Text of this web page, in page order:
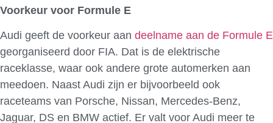
Voorkeur voor Formule E
Audi geeft de voorkeur aan deelname aan de Formule E
georganiseerd door FIA. Dat is de elektrische
raceklasse, waar ook andere grote automerken aan
meedoen. Naast Audi zijn er bijvoorbeeld ook
raceteams van Porsche, Nissan, Mercedes-Benz,
Jaguar, DS en BMW actief. Er valt voor Audi meer te